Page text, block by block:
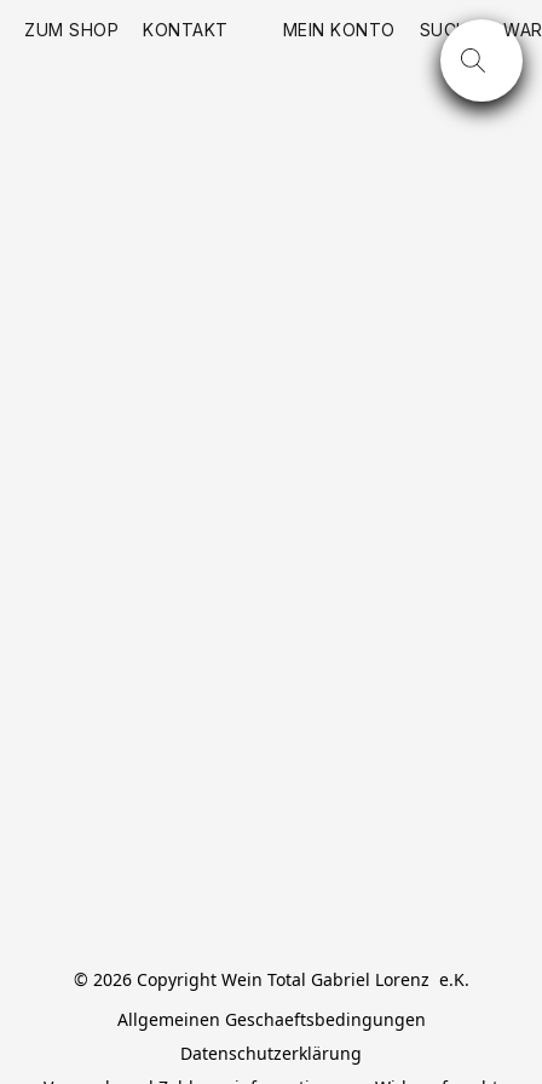
ZUM SHOP KONTAKT MEIN KONTO SUCHE
© 2026 Copyright Wein Total Gabriel Lorenz  e.K.
Allgemeinen Geschaeftsbedingungen
Datenschutzerklärung